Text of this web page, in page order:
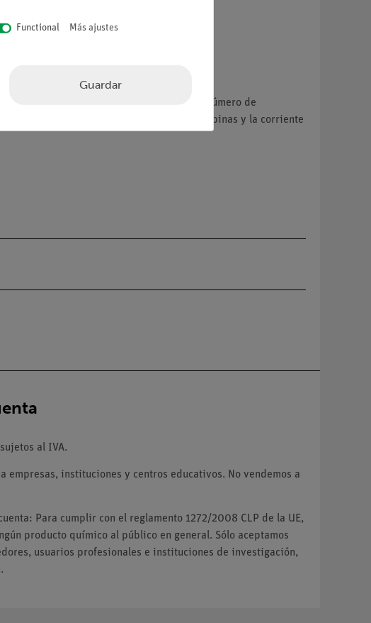
de la corriente del circuito primario y del número de
mantendrán constantes el número de bobinas y la corriente
al IVA.
empresas, instituciones y centros educativos. No vendemos a
Para cumplir con el reglamento 1272/2008 CLP de la UE,
producto químico al público en general. Sólo aceptamos
usuarios profesionales e instituciones de investigación,
Functional Más ajustes
Guardar